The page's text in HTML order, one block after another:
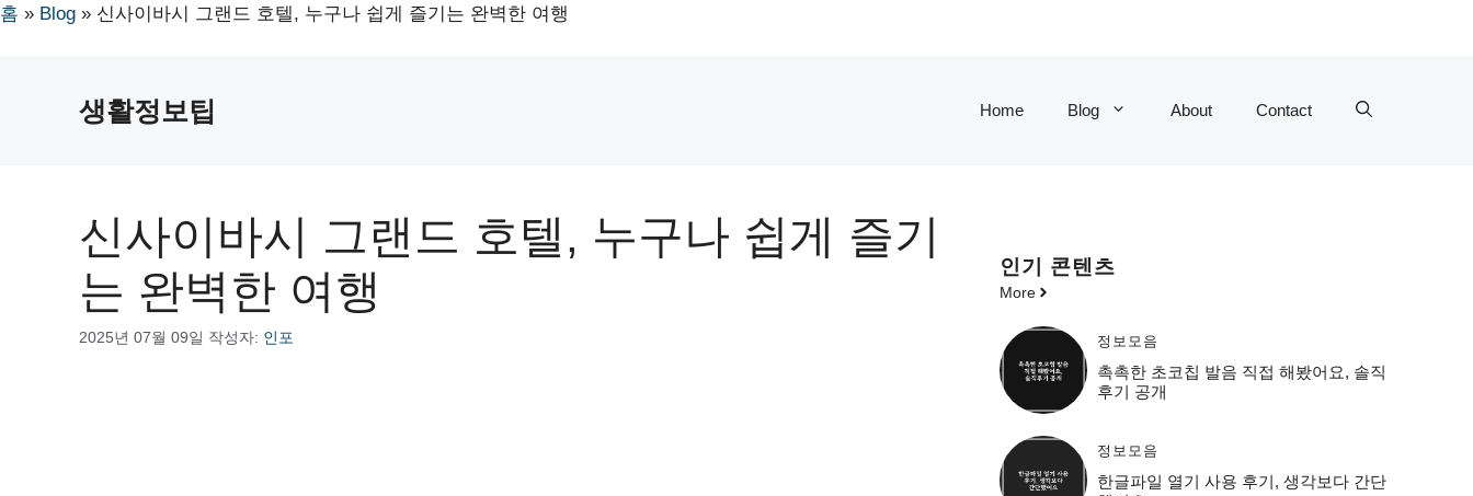
홈 » Blog » 신사이바시 그랜드 호텔, 누구나 쉽게 즐기는 완벽한 여행
생활정보팁 Home Blog About Contact
신사이바시 그랜드 호텔, 누구나 쉽게 즐기
는 완벽한 여행
2025년 07월 09일 작성자: 인포
인기 콘텐츠
More
정보모음
촉촉한 초코칩 발음 직접 해봤어요, 솔직
후기 공개
정보모음
한글파일 열기 사용 후기, 생각보다 간단